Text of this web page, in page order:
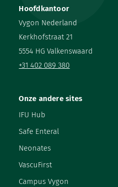
Hoofdkantoor
Vygon Nederland
Kerkhofstraat 21
5554 HG Valkenswaard
+31 402 089 380
Onze andere sites
IFU Hub
Safe Enteral
Neonates
VascuFirst
Campus Vygon